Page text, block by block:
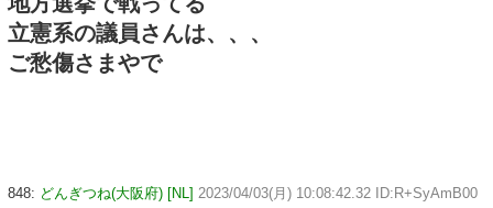
立憲系の議員さんは、、、
ご愁傷さまやで
848: どんぎつね(大阪府) [NL] 2023/04/03(月) 10:08:42.32 ID:R+SyAmB00